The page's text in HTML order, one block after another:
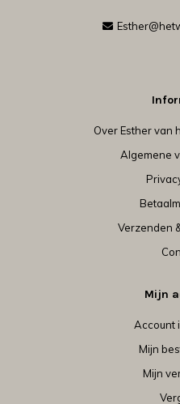
Over Esther van
Algemene
Verzenden
Mijn
Account
Mijn
Mijn